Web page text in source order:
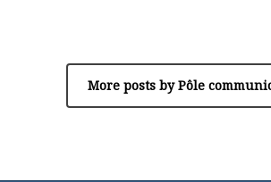
More posts by Pôle